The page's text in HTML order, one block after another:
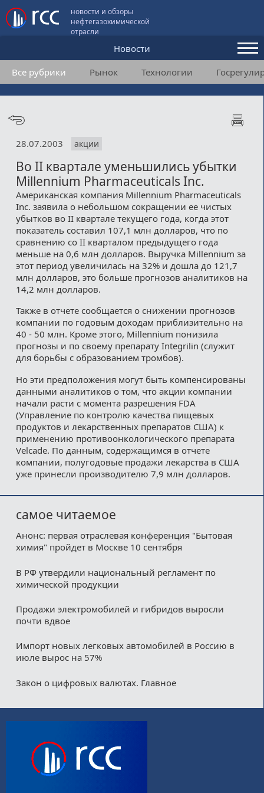
новости и обзоры
нефтегазохимической
отрасли
Новости
Аналитика и мнения
Конференции
Пользовательское соглашение
Медиакит
Контакты
Все рубрики Рынок Технологии
28.07.2003 акции
Во II квартале уменьшились убытки
Millennium Pharmaceuticals Inc.
Американская компания Millennium Pharmaceuticals
Inc. заявила о небольшом сокращении ее чистых
убытков во II квартале текущего года, когда этот
показатель составил 107,1 млн долларов, что по
сравнению со II кварталом предыдущего года
меньше на 0,6 млн долларов. Выручка Millennium за
этот период увеличилась на 32% и дошла до 121,7
млн долларов, это больше прогнозов аналитиков на
14,2 млн долларов.
Также в отчете сообщается о снижении прогнозов
компании по годовым доходам приблизительно на
40 - 50 млн. Кроме этого, Millennium понизила
прогнозы и по своему препарату Integrilin (служит
для борьбы с образованием тромбов).
Но эти предположения могут быть компенсированы
данными аналитиков о том, что акции компании
начали расти с момента разрешения FDA
(Управление по контролю качества пищевых
продуктов и лекарственных препаратов США) к
применению противоонкологического препарата
Velcade. По данным, содержащимся в отчете
компании, полугодовые продажи лекарства в США
уже принесли производителю 7,9 млн долларов.
самое читаемое
Анонс: первая отраслевая конференция "Бытовая
химия" пройдет в Москве 10 сентября
В РФ утвердили национальный регламент по
химической продукции
Продажи электромобилей и гибридов выросли
почти вдвое
Импорт новых легковых автомобилей в Россию в
июле вырос на 57%
Закон о цифровых валютах. Главное